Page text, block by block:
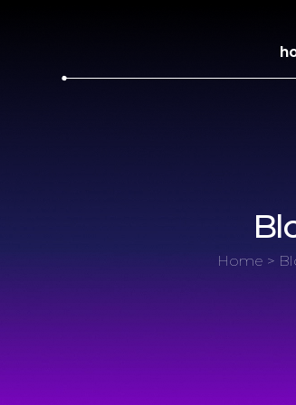
Home >